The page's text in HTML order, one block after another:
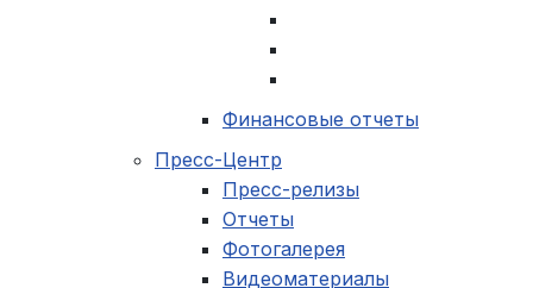
Финансовые отчеты
Пресс-Центр
Пресс-релизы
Отчеты
Фотогалерея
Видеоматериалы